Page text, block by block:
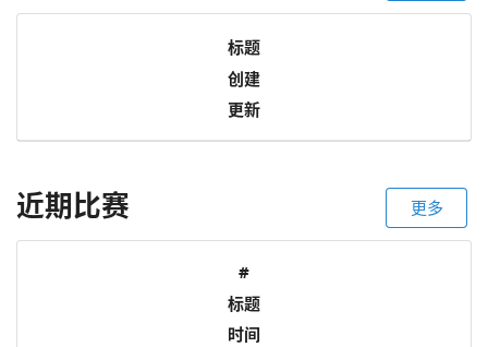
标题
创建
更新
近期比赛 更多
#
标题
时间